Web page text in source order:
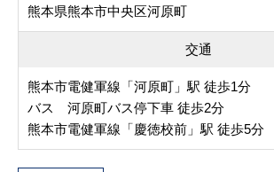
熊本県熊本市中央区河原町
交通
熊本市電健軍線「河原町」駅 徒歩1分
バス 河原町バス停下車 徒歩2分
熊本市電健軍線「慶徳校前」駅 徒歩5分